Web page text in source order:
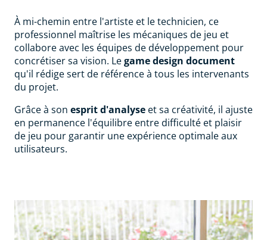
À mi-chemin entre l'artiste et le technicien, ce
professionnel maîtrise les mécaniques de jeu et
collabore avec les équipes de développement pour
concrétiser sa vision. Legame design document
qu'il rédige sert de référence à tous les intervenants
du projet.
Grâce à son esprit d'analyse et sa créativité, il ajuste
en permanence l'équilibre entre difficulté et plaisir
de jeu pour garantir une expérience optimale aux
utilisateurs.